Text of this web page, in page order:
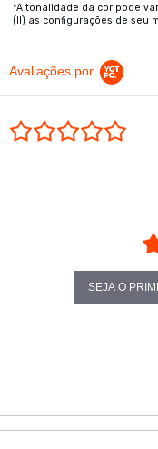
*A tonalidade da cor pode
(II) as configurações de seu
Avaliações por
SEJA O